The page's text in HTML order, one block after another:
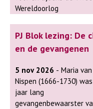
Wereldoorlog
PJ Blok lezing: De
en de gevangenen
5 nov 2026 - Maria van
Nispen (1666-1730)
jaar lang
gevangenbewaarster